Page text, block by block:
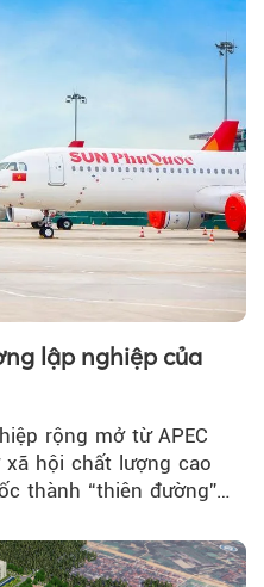
lập nghiệp của
rộng mở từ APEC
hội chất lượng cao
thành “thiên đường”